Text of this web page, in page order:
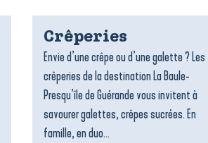
Crêperies
Envie d’une crêpe ou d’une galette ? Les
crêperies de la destination La Baule-
Presqu’île de Guérande vous invitent à
savourer galettes, crêpes sucrées. En
famille, en duo...